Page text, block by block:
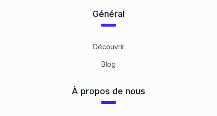
Général
Découvrir
Blog
À propos de nous